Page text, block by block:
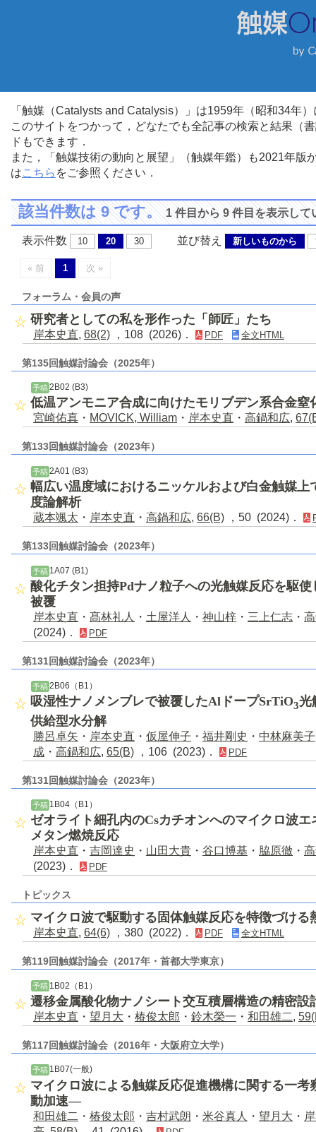
「触媒（Catalysts and Catalysis）」は1959年（昭和34年
このサイトをつかって，どなたでも全記事の検索と結果（
ドもできます．
また，「触媒技術の動向と展望」（触媒年鑑）も2021年
はこちら をご参照ください．
該当件数は 9 です。1 件目から 9 件目を表示して
表示件数 10 20 30 並び替え 新しいものから
« 前 1 次 »
フォーラム・会員の声
研究者としての私を形作った「師匠」たち
岸本史直, 68(2) ，108 (2026)． PDF 全文HTML
第135回触媒討論会（2025年）
予稿 2B02 (B3)
低温アンモニア合成に向けたモリブデン系合金窒
宮崎佑真 ・ MOVICK, William ・ 岸本史直 ・ 高鍋和広,
第133回触媒討論会（2023年）
予稿 2A01 (B3)
幅広い温度域におけるニッケルおよび白金触媒上
度論解析
蔵本颯太 ・ 岸本史直 ・ 高鍋和広, 66(B) ，50 (2024)．
第133回触媒討論会（2023年）
予稿1A07 (B1)
酸化チタン担持Pdナノ粒子への光触媒反応を駆
被覆
岸本史直 ・ 髙林礼人 ・ 土屋洋人 ・ 神山梓 ・ 三上仁志 ・
(2024)．
PDF
第131回触媒討論会（2023年）
予稿2B06（B1）
吸湿性ナノメンブレで被覆したAlドープSrTiO3光
供給型水分解
勝呂卓矢 ・ 岸本史直 ・ 仮屋伸子 ・ 福井剛史 ・ 中林麻美子
成 ・ 高鍋和広, 65(B) ，106 (2023)． PDF
第131回触媒討論会（2023年）
予稿 1B04（B1）
ゼオライト細孔内のCsカチオンへのマイクロ波
メタン燃焼反応
岸本史直 ・ 吉岡達史 ・ 山田大貴 ・ 谷口博基 ・ 脇原徹 ・
(2023)．
PDF
トピックス
マイクロ波で駆動する固体触媒反応を特徴づける
岸本史直, 64(6) ，380 (2022)． PDF 全文HTML
第119回触媒討論会（2017年・首都大学東京）
予稿 1B02（B1）
遷移金属酸化物ナノシート交互積層構造の精密設
岸本史直 ・ 望月大 ・ 椿俊太郎 ・ 鈴木榮一 ・ 和田雄二,
第117回触媒討論会（2016年・大阪府立大学）
予稿 1B07(一般)
マイクロ波による触媒反応促進機構に関する一
動加速―
和田雄二 ・ 椿俊太郎 ・ 吉村武朗 ・ 米谷真人 ・ 望月大 ・